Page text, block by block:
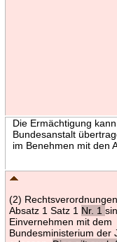
Die Ermächtigung
Bundesanstalt
im Benehmen mit den
(2)
Absatz 1 Satz 1 Nr. 1
Einvernehmen mit dem
Bundesministerium der